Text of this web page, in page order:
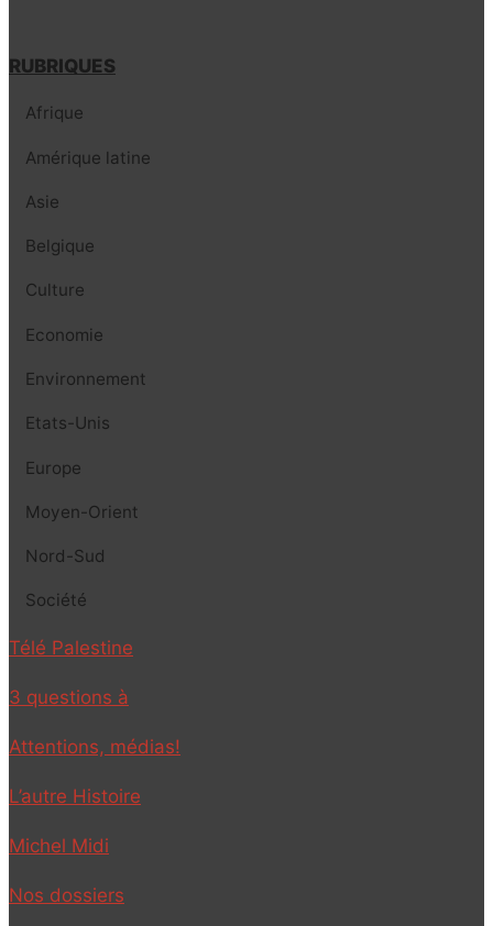
RUBRIQUES
Afrique
Amérique latine
Asie
Belgique
Culture
Economie
Environnement
Etats-Unis
Europe
Moyen-Orient
Nord-Sud
Société
Télé Palestine
3 questions à
Attentions, médias!
L’autre Histoire
Michel Midi
Nos dossiers